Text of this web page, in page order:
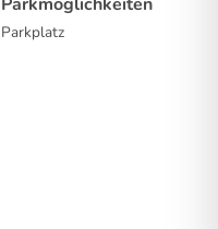
Parkplatz